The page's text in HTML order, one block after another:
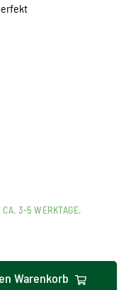
3-5 WERKTAGE.
Warenkorb